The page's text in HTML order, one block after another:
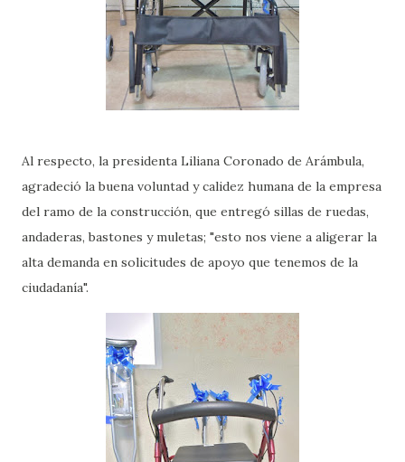
Al respecto, la presidenta Liliana Coronado de Arámbula,
agradeció la buena voluntad y calidez humana de la empresa
del ramo de la construcción, que entregó sillas de ruedas,
andaderas, bastones y muletas; "esto nos viene a aligerar la
alta demanda en solicitudes de apoyo que tenemos de la
ciudadanía".